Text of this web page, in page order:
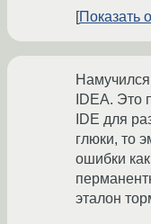
Показать
IDEA. Это
IDE для
глюки, то
ошибки
эталон